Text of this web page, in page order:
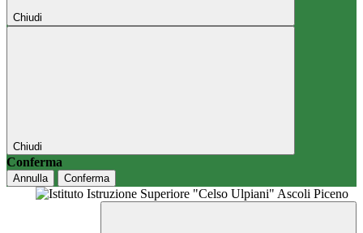
Chiudi
Chiudi
Conferma
Annulla Conferma